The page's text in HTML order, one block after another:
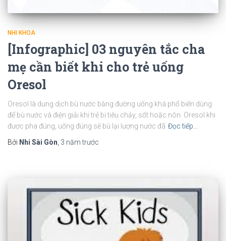
NHI KHOA
[Infographic] 03 nguyên tắc cha
mẹ cần biết khi cho trẻ uống
Oresol
Oresol là dung dịch bù nước bằng đường uống khá phổ biến dùng
để bù nước và điện giải khi trẻ bị tiêu chảy, sốt hoặc nôn. Oresol khi
được pha đúng, uống đúng sẽ bù lại lượng nước đã Đọc tiếp…
Bởi Nhi Sài Gòn, 3 nămtrước